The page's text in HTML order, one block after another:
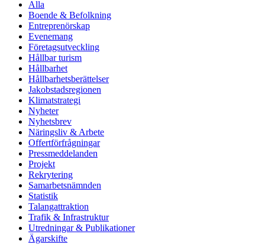
Alla
Boende & Befolkning
Entreprenörskap
Evenemang
Företagsutveckling
Hållbar turism
Hållbarhet
Hållbarhetsberättelser
Jakobstadsregionen
Klimatstrategi
Nyheter
Nyhetsbrev
Näringsliv & Arbete
Offertförfrågningar
Pressmeddelanden
Projekt
Rekrytering
Samarbetsnämnden
Statistik
Talangattraktion
Trafik & Infrastruktur
Utredningar & Publikationer
Ägarskifte